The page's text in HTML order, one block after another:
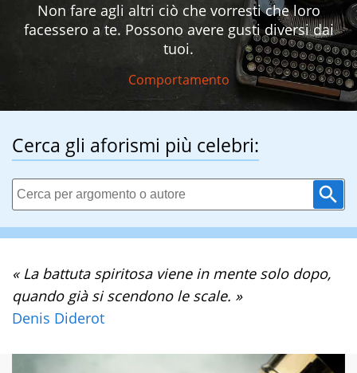
Non fare agli altri ciò che vorresti che loro
facessero a te. Possono avere gusti diversi dai
tuoi.
Comportamento
Cerca gli aforismi più celebri:
« La battuta spiritosa viene in mente solo dopo,
quando già si scendono le scale. »
Denis Diderot